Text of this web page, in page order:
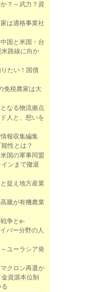
？～武力？資
は適格事業社
国と米国・台
路線に向か
りたい！国債
免税農家は大
なる物流拠点
人と、想いを
報収集編集
性とは？
国の軍事同盟
ンまで撤退
捉え地方産業
騰が有機農業
争とe-
バー分野の人
ユーラシア発
クロン再選か
資源本位制